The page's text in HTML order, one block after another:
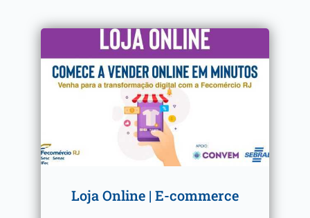
Loja Online | E-commerce